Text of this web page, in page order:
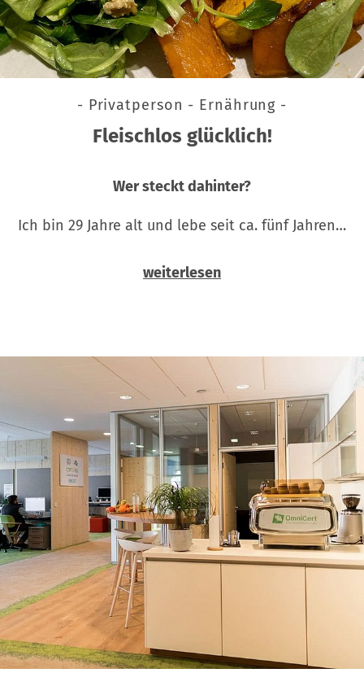
- Privatperson - Ernährung -
Fleischlos glücklich!
Wer steckt dahinter?
Ich bin 29 Jahre alt und lebe seit ca. fünf Jahren…
weiterlesen